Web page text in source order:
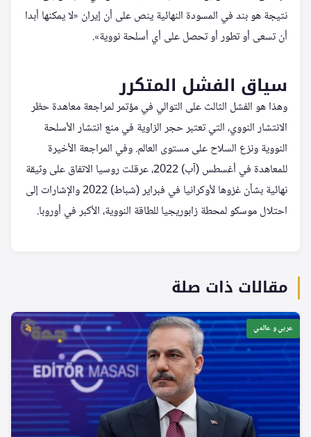
نتيجة هو بند في المسودة النهائية ينص على أن إيران «لا يمكنها أبدا
أن تسعى أو تطور أو تحصل على أي أسلحة نووية».
سياق الفشل المتكرر
وهذا هو الفشل الثالث على التوالي في مؤتمر لمراجعة معاهدة حظر
الانتشار النووي، التي تعتبر حجر الزاوية في منع انتشار الأسلحة
النووية ونزع السلاح على مستوى العالم. وفي المراجعة الأخيرة
للمعاهدة في أغسطس (آب) 2022، عرقلت روسيا الاتفاق على وثيقة
نهائية بشأن غزوها لأوكرانيا في فبراير (شباط) 2022 والإشارات إلى
احتلال موسكو لمحطة زابوريجيا للطاقة النووية، الأكبر في أوروبا.
مقالات ذات صلة
عربي و عالمي